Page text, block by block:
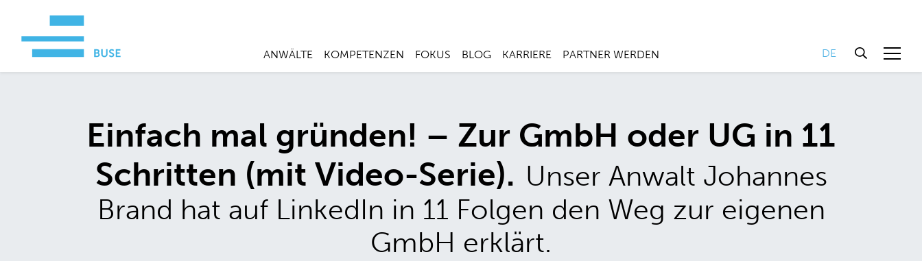
ANWÄLTE KOMPETENZEN FOKUS BLOG KARRIERE PARTNER WERDEN DE
Einfach mal gründen! – Zur GmbH oder UG in 11
Schritten (mit Video-Serie). Unser Anwalt Johannes
Brand hat auf LinkedIn in 11 Folgen den Weg zur eigenen
GmbH erklärt.